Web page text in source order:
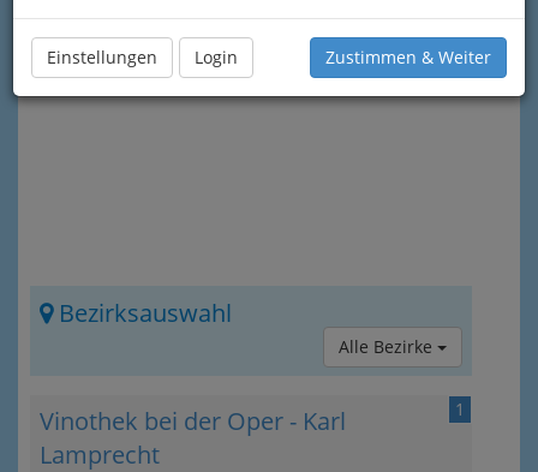
Einstellungen Login Zustimmen & Weiter
Diese können Sie auch direkt über das „Info-
Icon“
rechts oben erreichen.
Bezirksauswahl
Alle Bezirke
1
Vinothek bei der Oper - Karl
Lamprecht